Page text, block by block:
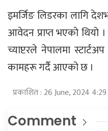
इमर्जिङ लिडरका लागि
आवेदन प्राप्त भएको थियो
च्याप्टरले नेपालमा
कामहरू गर्दै आएको छ ।
प्रकाशित : 26 June, 2024
Comment